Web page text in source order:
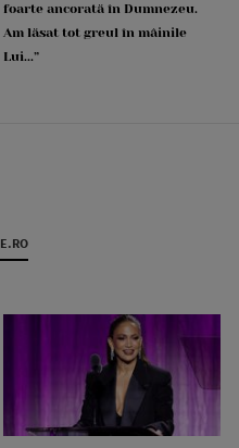
foarte ancorată în Dumnezeu.
Am lăsat tot greul în mâinile
Lui...”